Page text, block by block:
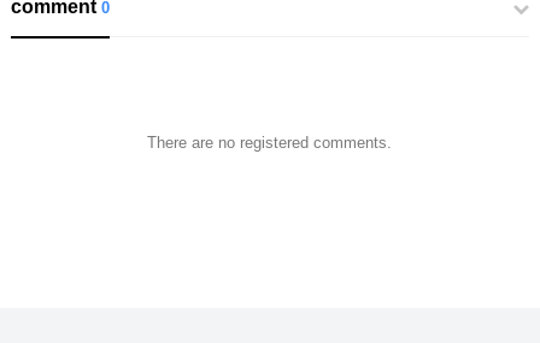
comment0
There are no registered comments.